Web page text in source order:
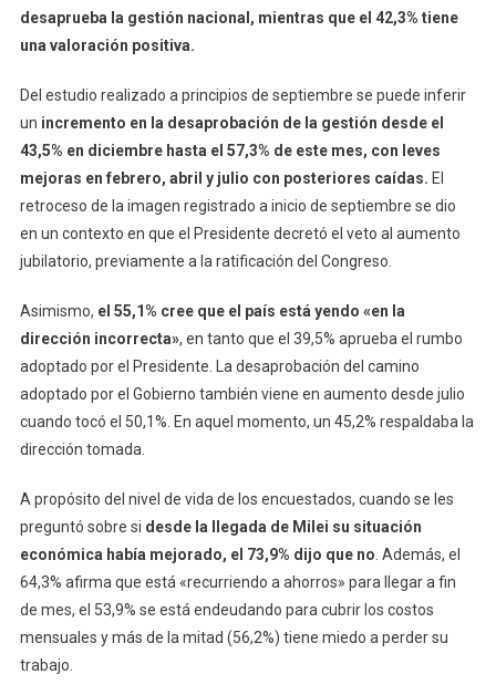
desaprueba la gestión nacional, mientras que el 42,3% tiene
una valoración positiva.
Del estudio realizado a principios de septiembre se puede inferir
un incremento en la desaprobación de la gestión desde el
43,5% en diciembre hasta el 57,3% de este mes, con leves
mejoras en febrero, abril y julio con posteriores caídas. El
retroceso de la imagen registrado a inicio de septiembre se dio
en un contexto en que el Presidente decretó el veto al aumento
jubilatorio, previamente a la ratificación del Congreso.
Asimismo, el 55,1% cree que el país está yendo «en la
dirección incorrecta», en tanto que el 39,5% aprueba el rumbo
adoptado por el Presidente. La desaprobación del camino
adoptado por el Gobierno también viene en aumento desde julio
cuando tocó el 50,1%. En aquel momento, un 45,2% respaldaba la
dirección tomada.
A propósito del nivel de vida de los encuestados, cuando se les
preguntó sobre si desde la llegada de Milei su situación
económica había mejorado, el 73,9% dijo que no . Además, el
64,3% afirma que está «recurriendo a ahorros» para llegar a fin
de mes, el 53,9% se está endeudando para cubrir los costos
mensuales y más de la mitad (56,2%) tiene miedo a perder su
trabajo.